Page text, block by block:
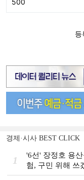
경제·시사 BEST CLICK
1
'6선' 장정호 용
험, 구민 위해 쓰